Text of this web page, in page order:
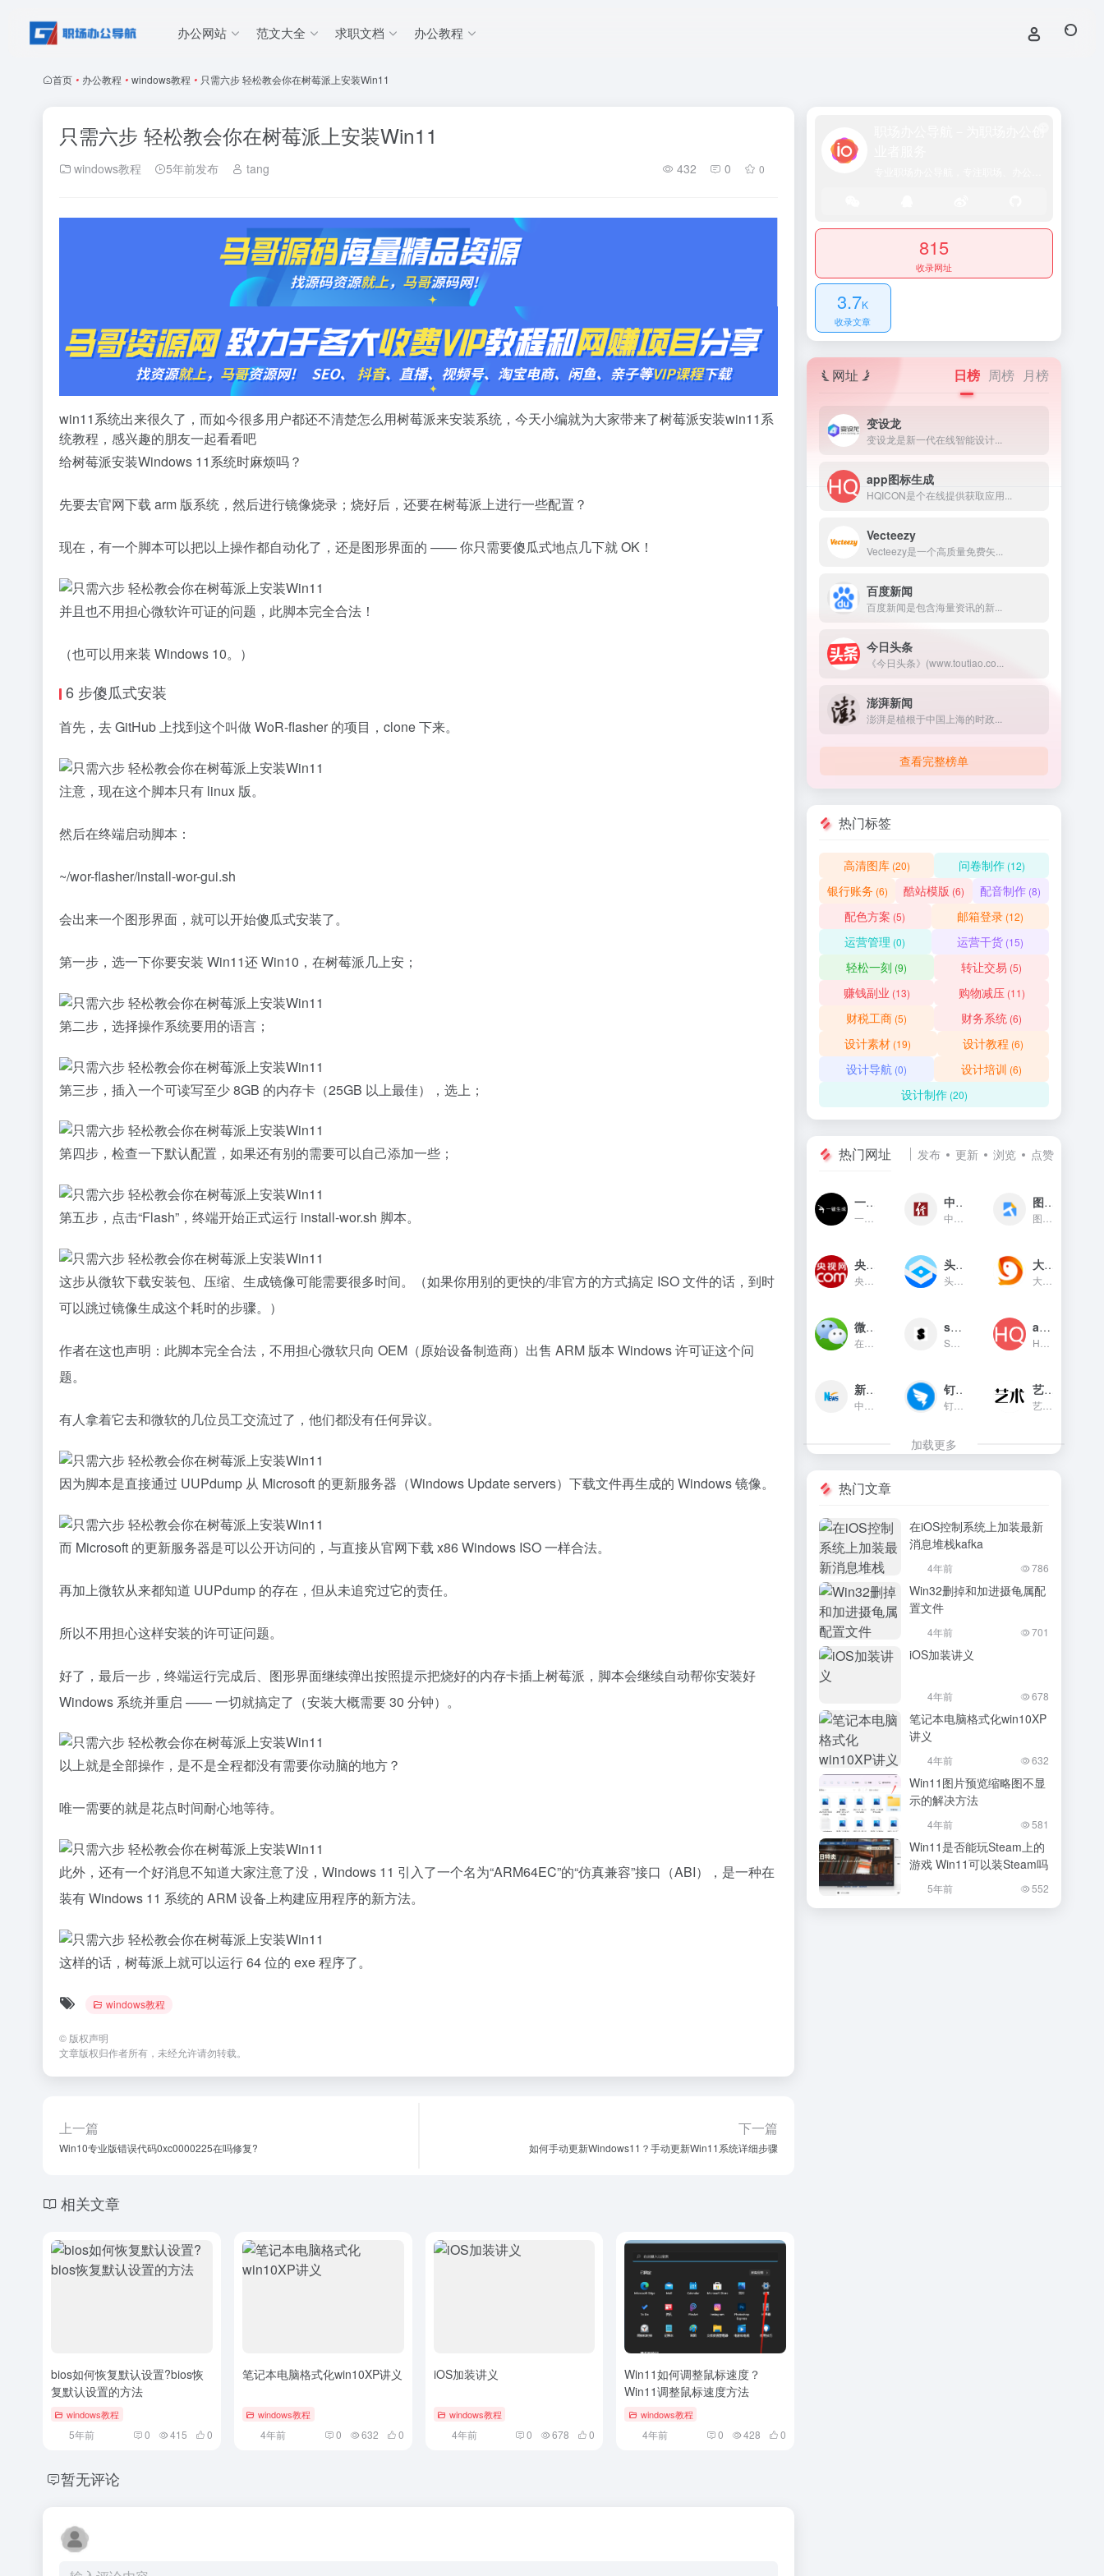
办公网站 范文大全 求职文档 办公教程
首页 • 办公教程 • windows教程 • 只需六步 轻松教会你在树莓派上安装Win11
只需六步 轻松教会你在树莓派上安装Win11
windows教程 5年前发布 tang 432 0 0
win11系统出来很久了，而如今很多用户都还不清楚怎么用树莓派来安装系统，今天小编就为大家带来了树莓派安装win11系
统教程，感兴趣的朋友一起看看吧
给树莓派安装Windows 11系统时麻烦吗？
先要去官网下载 arm 版系统，然后进行镜像烧录；烧好后，还要在树莓派上进行一些配置？
现在，有一个脚本可以把以上操作都自动化了，还是图形界面的 —— 你只需要傻瓜式地点几下就 OK！
并且也不用担心微软许可证的问题，此脚本完全合法！
（也可以用来装 Windows 10。）
6 步傻瓜式安装
首先，去 GitHub 上找到这个叫做 WoR-flasher 的项目，clone 下来。
注意，现在这个脚本只有 linux 版。
然后在终端启动脚本：
~/wor-flasher/install-wor-gui.sh
会出来一个图形界面，就可以开始傻瓜式安装了。
第一步，选一下你要安装 Win11还 Win10，在树莓派几上安；
第二步，选择操作系统要用的语言；
第三步，插入一个可读写至少 8GB 的内存卡（25GB 以上最佳），选上；
第四步，检查一下默认配置，如果还有别的需要可以自己添加一些；
第五步，点击“Flash”，终端开始正式运行 install-wor.sh 脚本。
这步从微软下载安装包、压缩、生成镜像可能需要很多时间。（如果你用别的更快的/非官方的方式搞定 ISO 文件的话，到时
可以跳过镜像生成这个耗时的步骤。）
作者在这也声明：此脚本完全合法，不用担心微软只向 OEM（原始设备制造商）出售 ARM 版本 Windows 许可证这个问
题。
有人拿着它去和微软的几位员工交流过了，他们都没有任何异议。
因为脚本是直接通过 UUPdump 从 Microsoft 的更新服务器（Windows Update servers）下载文件再生成的 Windows 镜像。
而 Microsoft 的更新服务器是可以公开访问的，与直接从官网下载 x86 Windows ISO 一样合法。
再加上微软从来都知道 UUPdump 的存在，但从未追究过它的责任。
所以不用担心这样安装的许可证问题。
好了，最后一步，终端运行完成后、图形界面继续弹出按照提示把烧好的内存卡插上树莓派，脚本会继续自动帮你安装好
Windows 系统并重启 —— 一切就搞定了（安装大概需要 30 分钟）。
以上就是全部操作，是不是全程都没有需要你动脑的地方？
唯一需要的就是花点时间耐心地等待。
此外，还有一个好消息不知道大家注意了没，Windows 11 引入了一个名为“ARM64EC”的“仿真兼容”接口（ABI），是一种在
装有 Windows 11 系统的 ARM 设备上构建应用程序的新方法。
这样的话，树莓派上就可以运行 64 位的 exe 程序了。
windows教程
© 版权声明
文章版权归作者所有，未经允许请勿转载。
上一篇
Win10专业版错误代码0xc0000225在吗修复?
下一篇
如何手动更新Windows11？手动更新Win11系统详细步骤
相关文章
bios如何恢复默认设置?bios恢
复默认设置的方法
windows教程
5年前 0 415 0
笔记本电脑格式化win10XP讲义
windows教程
4年前 0 632 0
iOS加装讲义
windows教程
4年前 0 678 0
Win11如何调整鼠标速度？
Win11调整鼠标速度方法
windows教程
4年前 0 428 0
暂无评论
815
收录网址
3.7K
收录文章
网址 日榜 周榜 月榜
变设龙
变设龙是新一代在线智能设计...
app图标生成
HQICON是个在线提供获取应用...
Vecteezy
Vecteezy是一个高质量免费矢...
百度新闻
百度新闻是包含海量资讯的新...
今日头条
《今日头条》(www.toutiao.co...
澎湃新闻
澎湃是植根于中国上海的时政...
查看完整榜单
热门标签
高清图库(20) 问卷制作(12)
银行账务 (6) 酷站模版 (6) 配音制作 (8)
配色方案 (5) 邮箱登录(12)
运营管理 (0) 运营干货(15)
轻松一刻 (9) 转让交易 (5)
赚钱副业 (13) 购物减压(11)
财税工商 (5) 财务系统 (6)
设计素材 (19) 设计教程 (6)
设计导航 (0) 设计培训 (6)
设计制作(20)
热门网址 发布 更新 浏览 点赞
一键生成 中国经济网 图贴士
央视网新闻频道(cctv.com) 头条指数
头条指数是今日头条推出的一...
大鱼号官网
微信对话生成器 soogif动图
SOOGIF提供搞笑、表情、美女...
app图标生成
新华网 钉钉官网
钉钉（DingTalk）是中国领先...
艺术字体在线生成器
加载更多
热门文章
在iOS控制系统上加装最新
消息堆栈kafka
4年前 786
Win32删掉和加进摄龟属配
置文件
4年前 701
iOS加装讲义
4年前 678
笔记本电脑格式化win10XP
讲义
4年前 632
Win11图片预览缩略图不显
示的解决方法
4年前 581
Win11是否能玩Steam上的
游戏 Win11可以装Steam吗
5年前 552